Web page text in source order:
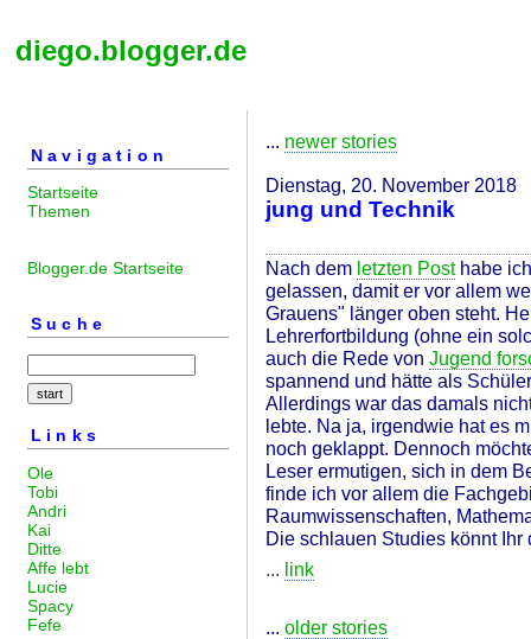
diego.blogger.de
Navigation
Startseite
Themen
Blogger.de Startseite
Suche
Links
Ole
Tobi
Andri
Kai
Ditte
Affe lebt
Lucie
Spacy
Fefe
... newer stories
Dienstag, 20. November 2018
jung und Technik
Nach dem letzten Posthabe
gelassen, damit er vor allem
Grauens" länger oben steht.
Lehrerfortbildung (ohne ein
auch die Rede von Jugend
spannend und hätte als
Allerdings war das damals
lebte. Na ja, irgendwie hat es
noch geklappt. Dennoch
Leser ermutigen, sich in dem
finde ich vor allem die
Raumwissenschaften,
Die schlauen Studies könnt Ihr
... link
... older stories